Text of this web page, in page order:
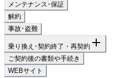
メンテナンス･保証
解約
事故･盗難
乗り換え･契約終了・再契約
ご契約後の書類や手続き
WEBサイト